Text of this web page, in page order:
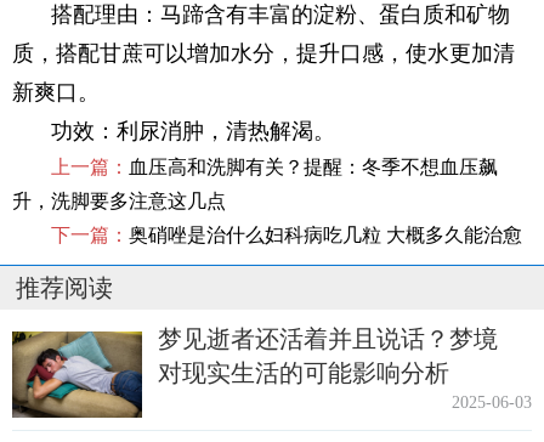
搭配理由：马蹄含有丰富的淀粉、蛋白质和矿物
质，搭配甘蔗可以增加水分，提升口感，使水更加清
新爽口。
功效：利尿消肿，清热解渴。
上一篇： 血压高和洗脚有关？提醒：冬季不想血压飙
升，洗脚要多注意这几点
下一篇： 奥硝唑是治什么妇科病吃几粒 大概多久能治愈
推荐阅读
梦见逝者还活着并且说话？梦境
对现实生活的可能影响分析
2025-06-03